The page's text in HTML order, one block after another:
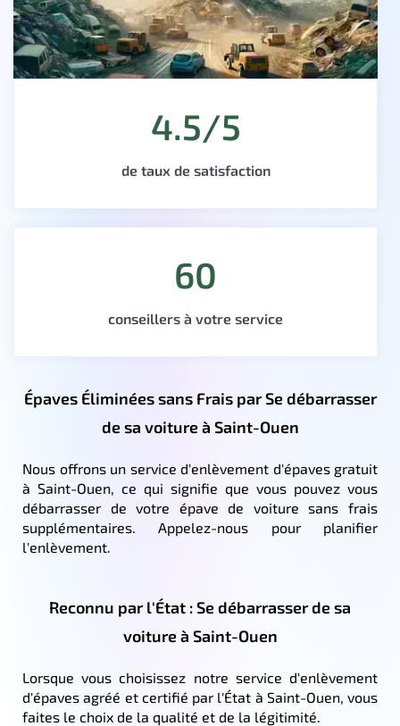
4.5/5
de taux de satisfaction
60
conseillers à votre service
Épaves Éliminées sans Frais par Se débarrasser
de sa voiture à Saint-Ouen
Nous offrons un service d'enlèvement d'épaves gratuit
à Saint-Ouen, ce qui signifie que vous pouvez vous
débarrasser de votre épave de voiture sans frais
supplémentaires. Appelez-nous pour planifier
l'enlèvement.
Reconnu par l'État : Se débarrasser de sa
voiture à Saint-Ouen
Lorsque vous choisissez notre service d'enlèvement
d'épaves agréé et certifié par l'État à Saint-Ouen, vous
faites le choix de la qualité et de la légitimité.